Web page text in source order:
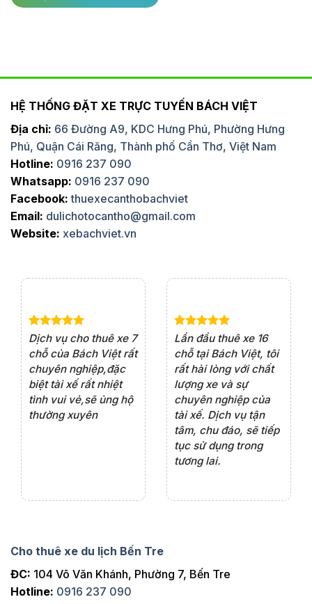
HỆ THỐNG ĐẶT XE TRỰC TUYẾN BÁCH VIỆT
Địa chỉ: 66 Đường A9, KDC Hưng Phú, Phường Hưng
Phú, Quận Cái Răng, Thành phố Cần Thơ, Việt Nam
Hotline: 0916 237 090
Whatsapp: 0916 237 090
Facebook: thuexecanthobachviet
Email: dulichotocantho@gmail.com
Website: xebachviet.vn
Dịch vụ cho thuê xe 7
chỗ của Bách Việt rất
chuyên nghiệp,đặc
biệt tài xế rất nhiệt
tình vui vẻ,sẽ ủng hộ
thường xuyên
Lần đầu thuê xe 16
chỗ tại Bách Việt, tôi
rất hài lòng với chất
lượng xe và sự
chuyên nghiệp của
tài xế. Dịch vụ tận
tâm, chu đáo, sẽ tiếp
tục sử dụng trong
tương lai.
Cho thuê xe du lịch Bến Tre
ĐC: 104 Võ Văn Khánh, Phường 7, Bến Tre
Hotline: 0916 237 090